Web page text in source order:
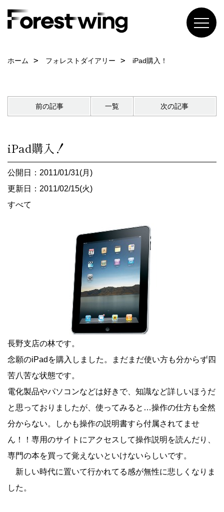
ホーム フォレストダイアリー iPad購入！
前の記事 一覧 次の記事
iPad購入！
公開日：2011/01/31(月)
更新日：2011/02/15(火)
すべて
長野支店の林です。
念願のiPadを購入しました。まだまだ使い方も分からず四
苦八苦な状態です。
電化製品やパソコンなどは好きで、知識など詳しいほうだ
と思っておりましたが、使ってみると…操作の仕方も全然
分からない。しかも操作の説明書すら付属されてませ
ん！！専用のサイトにアクセスして操作説明を読んだり、
専門の本を買って覚えないといけないらしいです。
新しい時代に置いて行かれてる感が無性に悲しくなりま
した。